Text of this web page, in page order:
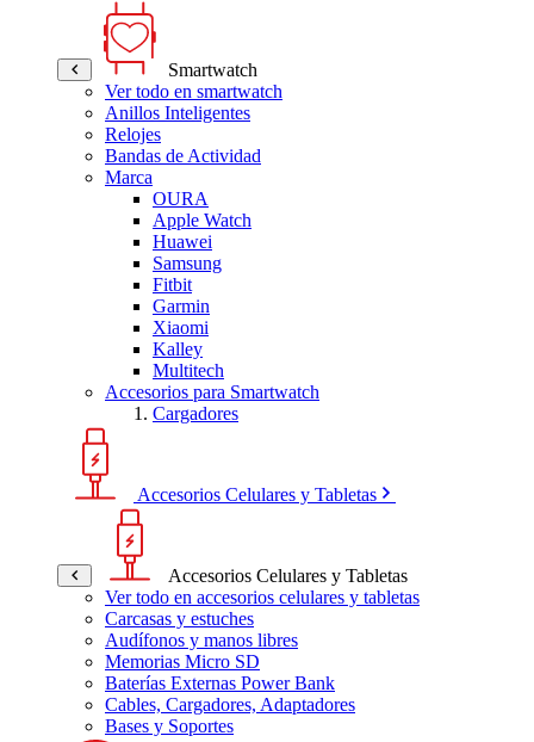
Smartwatch
Ver todo en smartwatch
Anillos Inteligentes
Relojes
Bandas de Actividad
Marca
OURA
Apple Watch
Huawei
Samsung
Fitbit
Garmin
Xiaomi
Kalley
Multitech
Accesorios para Smartwatch
Cargadores
Accesorios Celulares y Tabletas
Accesorios Celulares y Tabletas
Ver todo en accesorios celulares y tabletas
Carcasas y estuches
Audífonos y manos libres
Memorias Micro SD
Baterías Externas Power Bank
Cables, Cargadores, Adaptadores
Bases y Soportes